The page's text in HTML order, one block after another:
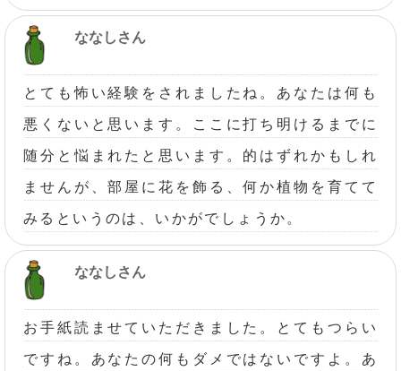
ななしさん
とても怖い経験をされましたね。あなたは何も
悪くないと思います。ここに打ち明けるまでに
随分と悩まれたと思います。的はずれかもしれ
ませんが、部屋に花を飾る、何か植物を育てて
みるというのは、いかがでしょうか。
ななしさん
お手紙読ませていただきました。とてもつらい
ですね。あなたの何もダメではないですよ。あ